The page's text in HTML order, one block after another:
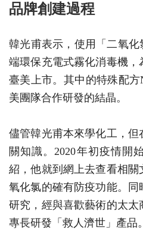
品牌創建過程
韓光甫表示，使用「二氧化
端環保充電式霧化消毒機
臺美上市。其中的特殊配方
美團隊合作研發的結晶。
儘管韓光甫本來學化工，但
關知識。2020年初疫情開
紹，他就到網上去查看相
氧化氯的確有防疫功能。
研究，經與喜歡藝術的太
專長研發「救人濟世」產品。